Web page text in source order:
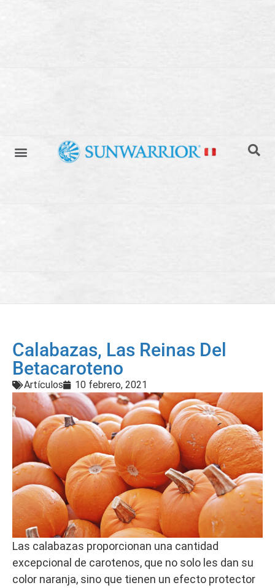
Calabazas, Las Reinas Del
Betacaroteno
Artículos 10 febrero, 2021
Las calabazas proporcionan una cantidad
excepcional de carotenos, que no solo les dan su
color naranja, sino que tienen un efecto protector